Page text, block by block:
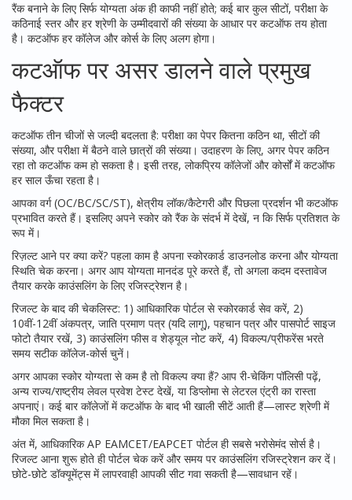
रैंक बनाने के लिए सिर्फ योग्यता अंक ही काफी नहीं होते; कई बार कुल सीटों, परीक्षा के
कठिनाई स्तर और हर श्रेणी के उम्मीदवारों की संख्या के आधार पर कटऑफ तय होता
है। कटऑफ हर कॉलेज और कोर्स के लिए अलग होगा।
कटऑफ पर असर डालने वाले प्रमुख
फैक्टर
कटऑफ तीन चीजों से जल्दी बदलता है: परीक्षा का पेपर कितना कठिन था, सीटों की
संख्या, और परीक्षा में बैठने वाले छात्रों की संख्या। उदाहरण के लिए, अगर पेपर कठिन
रहा तो कटऑफ कम हो सकता है। इसी तरह, लोकप्रिय कॉलेजों और कोर्सों में कटऑफ
हर साल ऊँचा रहता है।
आपका वर्ग (OC/BC/SC/ST), क्षेत्रीय लॉक/कैटेगरी और पिछला प्रदर्शन भी कटऑफ
प्रभावित करते हैं। इसलिए अपने स्कोर को रैंक के संदर्भ में देखें, न कि सिर्फ प्रतिशत के
रूप में।
रिज़ल्ट आने पर क्या करें? पहला काम है अपना स्कोरकार्ड डाउनलोड करना और योग्यता
स्थिति चेक करना। अगर आप योग्यता मानदंड पूरे करते हैं, तो अगला कदम दस्तावेज
तैयार करके काउंसलिंग के लिए रजिस्ट्रेशन है।
रिजल्ट के बाद की चेकलिस्ट: 1) आधिकारिक पोर्टल से स्कोरकार्ड सेव करें, 2)
10वीं-12वीं अंकपत्र, जाति प्रमाण पत्र (यदि लागू), पहचान पत्र और पासपोर्ट साइज
फोटो तैयार रखें, 3) काउंसलिंग फीस व शेड्यूल नोट करें, 4) विकल्प/प्रीफरेंस भरते
समय सटीक कॉलेज-कोर्स चुनें।
अगर आपका स्कोर योग्यता से कम है तो विकल्प क्या हैं? आप री-चेकिंग पॉलिसी पढ़ें,
अन्य राज्य/राष्ट्रीय लेवल प्रवेश टेस्ट देखें, या डिप्लोमा से लेटरल एंट्री का रास्ता
अपनाएं। कई बार कॉलेजों में कटऑफ के बाद भी खाली सीटें आती हैं—लास्ट श्रेणी में
मौका मिल सकता है।
अंत में, आधिकारिक AP EAMCET/EAPCET पोर्टल ही सबसे भरोसेमंद सोर्स है।
रिजल्ट आना शुरू होते ही पोर्टल चेक करें और समय पर काउंसलिंग रजिस्ट्रेशन कर दें।
छोटे-छोटे डॉक्यूमेंट्स में लापरवाही आपकी सीट गवा सकती है—सावधान रहें।